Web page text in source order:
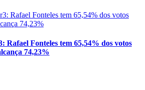
Rafael Fonteles tem 65,54% dos votos
74,23%